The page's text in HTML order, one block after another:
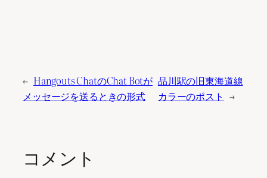
← Hangouts ChatのChat Botが
メッセージを送るときの形式
品川駅の旧東海道線
カラーのポスト →
コメント